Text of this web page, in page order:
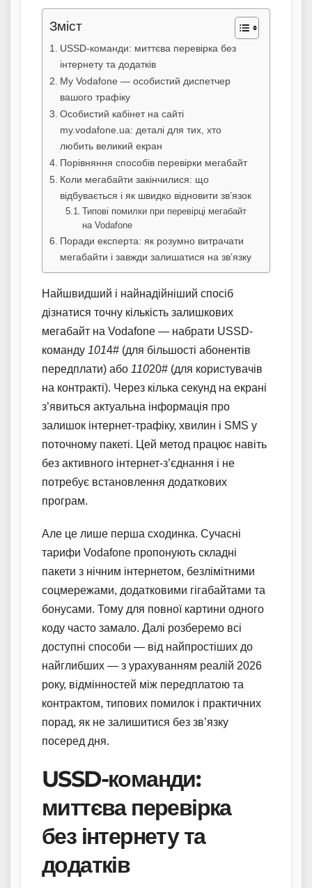
Зміст
USSD-команди: миттєва перевірка без
інтернету та додатків
My Vodafone — особистий диспетчер
вашого трафіку
Особистий кабінет на сайті
my.vodafone.ua: деталі для тих, хто
любить великий екран
Порівняння способів перевірки мегабайт
Коли мегабайти закінчилися: що
відбувається і як швидко відновити зв’язок
Типові помилки при перевірці мегабайт
на Vodafone
Поради експерта: як розумно витрачати
мегабайти і завжди залишатися на зв’язку
Найшвидший і найнадійніший спосіб
дізнатися точну кількість залишкових
мегабайт на Vodafone — набрати USSD-
команду 1014# (для більшості абонентів
передплати) або 11020# (для користувачів
на контракті). Через кілька секунд на екрані
з’явиться актуальна інформація про
залишок інтернет-трафіку, хвилин і SMS у
поточному пакеті. Цей метод працює навіть
без активного інтернет-з’єднання і не
потребує встановлення додаткових
програм.
Але це лише перша сходинка. Сучасні
тарифи Vodafone пропонують складні
пакети з нічним інтернетом, безлімітними
соцмережами, додатковими гігабайтами та
бонусами. Тому для повної картини одного
коду часто замало. Далі розберемо всі
доступні способи — від найпростіших до
найглибших — з урахуванням реалій 2026
року, відмінностей між передплатою та
контрактом, типових помилок і практичних
порад, як не залишитися без зв’язку
посеред дня.
USSD-команди:
миттєва перевірка
без інтернету та
додатків